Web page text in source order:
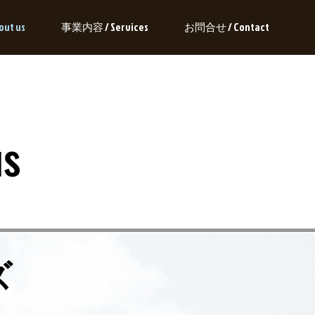
us 事業内容 / Services お問合せ / Contact